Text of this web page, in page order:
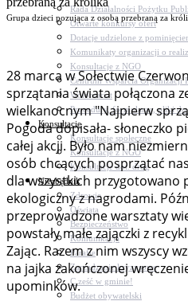
Rada Działalności Pożytku
Otwarte konkursy ofert
Dotacje udzielone z
Komunikaty organizacji o
Konsultacje z NGO
Centrum Wsparcia Organizacji
Wolontariat
Procedury, formularze, pliki do
Konsultacje
Konsultacje społeczne
Konsultacje z NGO
Konsultacje dot. dróg
Niezbędnik
Zdrowie
Oświata
Bezpieczeństwo
Komunikacja
Parafie
Zarządzanie kryzysowe
C.ześć w gminie!
Budżet obywatelski
Grupa dzieci pozująca z osobą przebraną za
28 marca w Sołectwie
sprzątania świata połączona
wielkanocnym "Najpierw
Pogoda dopisała- słoneczko
całej akcji. Było nam
osób chcących posprzątać
dla wszystkich przygotowano
ekologiczny z nagrodami.
przeprowadzone warsztaty
powstały małe zajączki z
Zając. Razem z nim wszyscy
na jajka zakończonej
upominków.